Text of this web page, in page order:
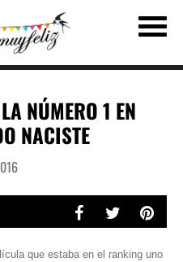
NÚMERO 1 EN
NACISTE
que estaba en el ranking uno